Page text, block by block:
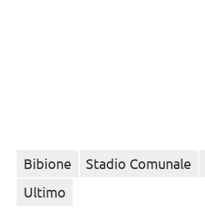
Bibione Stadio Comunale
Ultimo